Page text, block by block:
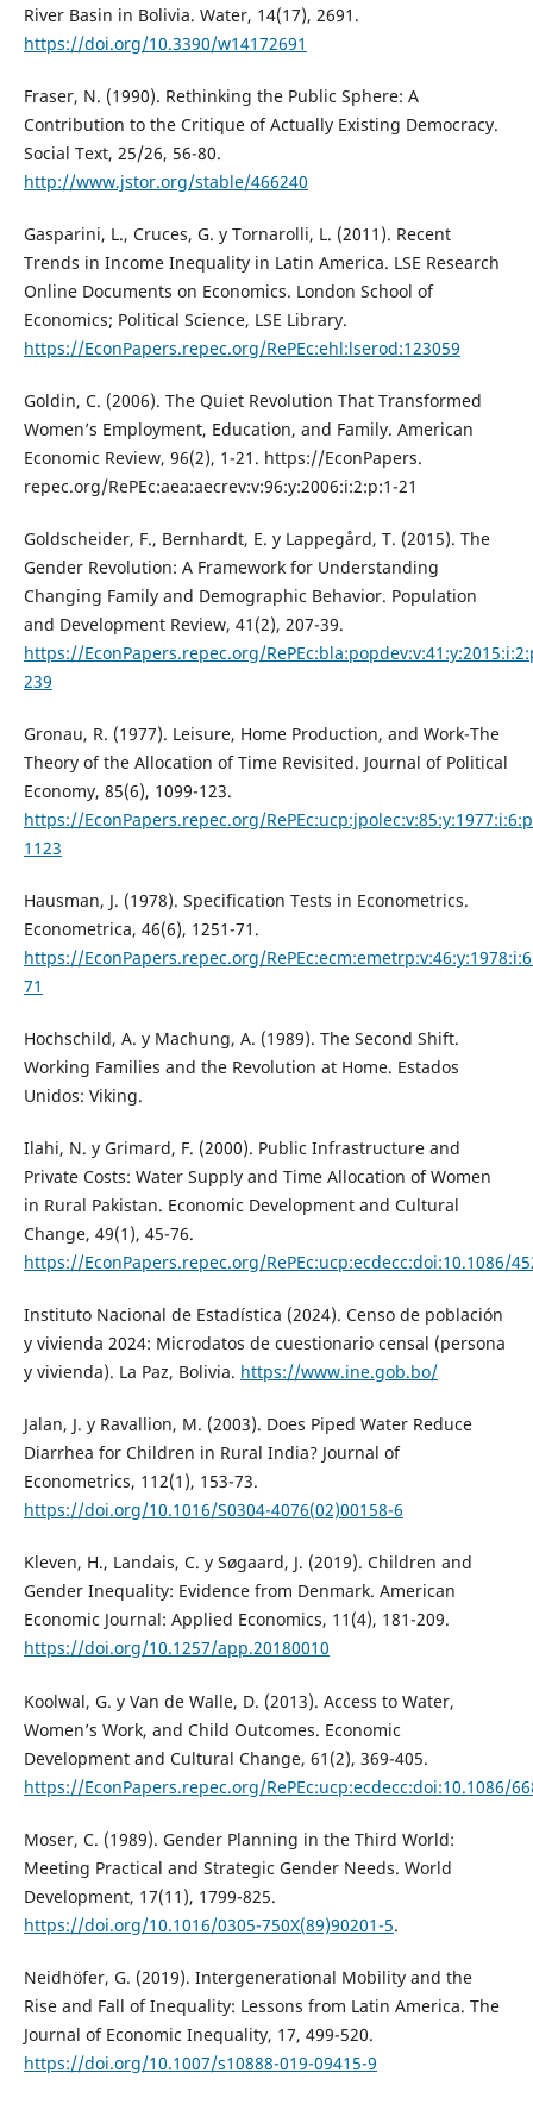
River Basin in Bolivia. Water, 14(17), 2691.
https://doi.org/10.3390/w14172691
Fraser, N. (1990). Rethinking the Public Sphere: A
Contribution to the Critique of Actually Existing Democracy.
Social Text, 25/26, 56-80.
http://www.jstor.org/stable/466240
Gasparini, L., Cruces, G. y Tornarolli, L. (2011). Recent
Trends in Income Inequality in Latin America. LSE Research
Online Documents on Economics. London School of
Economics; Political Science, LSE Library.
https://EconPapers.repec.org/RePEc:ehl:lserod:123059
Goldin, C. (2006). The Quiet Revolution That Transformed
Women’s Employment, Education, and Family. American
Economic Review, 96(2), 1-21. https://EconPapers.
repec.org/RePEc:aea:aecrev:v:96:y:2006:i:2:p:1-21
Goldscheider, F., Bernhardt, E. y Lappegård, T. (2015). The
Gender Revolution: A Framework for Understanding
Changing Family and Demographic Behavior. Population
and Development Review, 41(2), 207-39.
https://EconPapers.repec.org/
239
Gronau, R. (1977). Leisure, Home Production, and Work-The
Theory of the Allocation of Time Revisited. Journal of Political
Economy, 85(6), 1099-123.
https://EconPapers.repec.org/
1123
Hausman, J. (1978). Specification Tests in Econometrics.
Econometrica, 46(6), 1251-71.
https://EconPapers.repec.org/
71
Hochschild, A. y Machung, A. (1989). The Second Shift.
Working Families and the Revolution at Home. Estados
Unidos: Viking.
Ilahi, N. y Grimard, F. (2000). Public Infrastructure and
Private Costs: Water Supply and Time Allocation of Women
in Rural Pakistan. Economic Development and Cultural
Change, 49(1), 45-76.
https://EconPapers.repec.org/RePEc:ucp:ecdecc:doi:10.1086/
Instituto Nacional de Estadística (2024). Censo de población
y vivienda 2024: Microdatos de cuestionario censal (persona
y vivienda). La Paz, Bolivia. https://www.ine.gob.bo/
Jalan, J. y Ravallion, M. (2003). Does Piped Water Reduce
Diarrhea for Children in Rural India? Journal of
Econometrics, 112(1), 153-73.
https://doi.org/10.1016/S0304-4076(02)00158-6
Kleven, H., Landais, C. y Søgaard, J. (2019). Children and
Gender Inequality: Evidence from Denmark. American
Economic Journal: Applied Economics, 11(4), 181-209.
https://doi.org/10.1257/app.20180010
Koolwal, G. y Van de Walle, D. (2013). Access to Water,
Women’s Work, and Child Outcomes. Economic
Development and Cultural Change, 61(2), 369-405.
https://EconPapers.repec.org/RePEc:ucp:ecdecc:doi:10.1086/
Moser, C. (1989). Gender Planning in the Third World:
Meeting Practical and Strategic Gender Needs. World
Development, 17(11), 1799-825.
https://doi.org/10.1016/0305-750X(89)90201-5.
Neidhöfer, G. (2019). Intergenerational Mobility and the
Rise and Fall of Inequality: Lessons from Latin America. The
Journal of Economic Inequality, 17, 499-520.
https://doi.org/10.1007/s10888-019-09415-9